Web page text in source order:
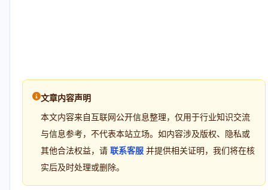
文章内容声明
本文内容来自互联网公开信息整理，仅用于行业知识交流
与信息参考，不代表本站立场。如内容涉及版权、隐私或
其他合法权益，请 联系客服 并提供相关证明，我们将在核
实后及时处理或删除。